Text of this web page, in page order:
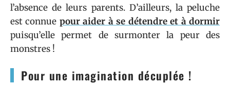
l’absence de leurs parents. D’ailleurs, la peluche
est connue pour aider à se détendre et à dormir
puisqu’elle permet de surmonter la peur des
monstres !
Pour une imagination décuplée !